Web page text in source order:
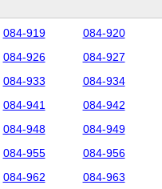
084-919
084-920
084-926
084-927
084-933
084-934
084-941
084-942
084-948
084-949
084-955
084-956
084-962
084-963